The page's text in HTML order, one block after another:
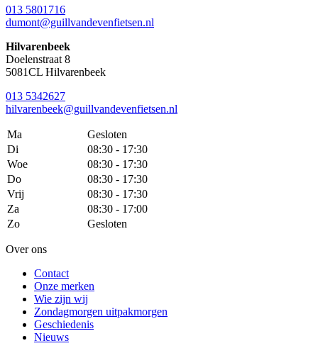
013 5801716
dumont@guillvandevenfietsen.nl
Hilvarenbeek
Doelenstraat 8
5081CL Hilvarenbeek
013 5342627
hilvarenbeek@guillvandevenfietsen.nl
Ma
Gesloten
Di
08:30 - 17:30
Woe
08:30 - 17:30
Do
08:30 - 17:30
Vrij
08:30 - 17:30
Za
08:30 - 17:00
Zo
Gesloten
Over ons
Contact
Onze merken
Wie zijn wij
Zondagmorgen uitpakmorgen
Geschiedenis
Nieuws